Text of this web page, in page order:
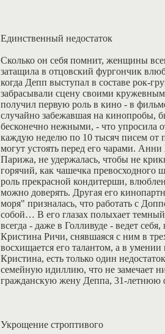
Единственный недостаток
Сколько он себя помнит, женщины
затащила в отцовский фургончик
когда Депп выступал в составе рок-
забрасывали сцену своими
получил первую роль в кино - в
случайно забежавшая на кинопробы,
бесконечно нежными, - что упросила
каждую неделю по 10 тысяч писем от
могут устоять перед его чарами.
Парижа, не удержалась, чтобы не
горячий, как чашечка
роль прекрасной кондитерши,
можно доверять. Другая его
моря" призналась, что работать с
собой… В его глазах полыхает
всегда - даже в Голливуде - ведет
Кристина Ричи, снявшаяся с ним в
восхищается его талантом, а в
Кристина, есть только один
семейную идиллию, что не замечает
гражданскую жену Деппа, 31-летнюю
Укрощение строптивого